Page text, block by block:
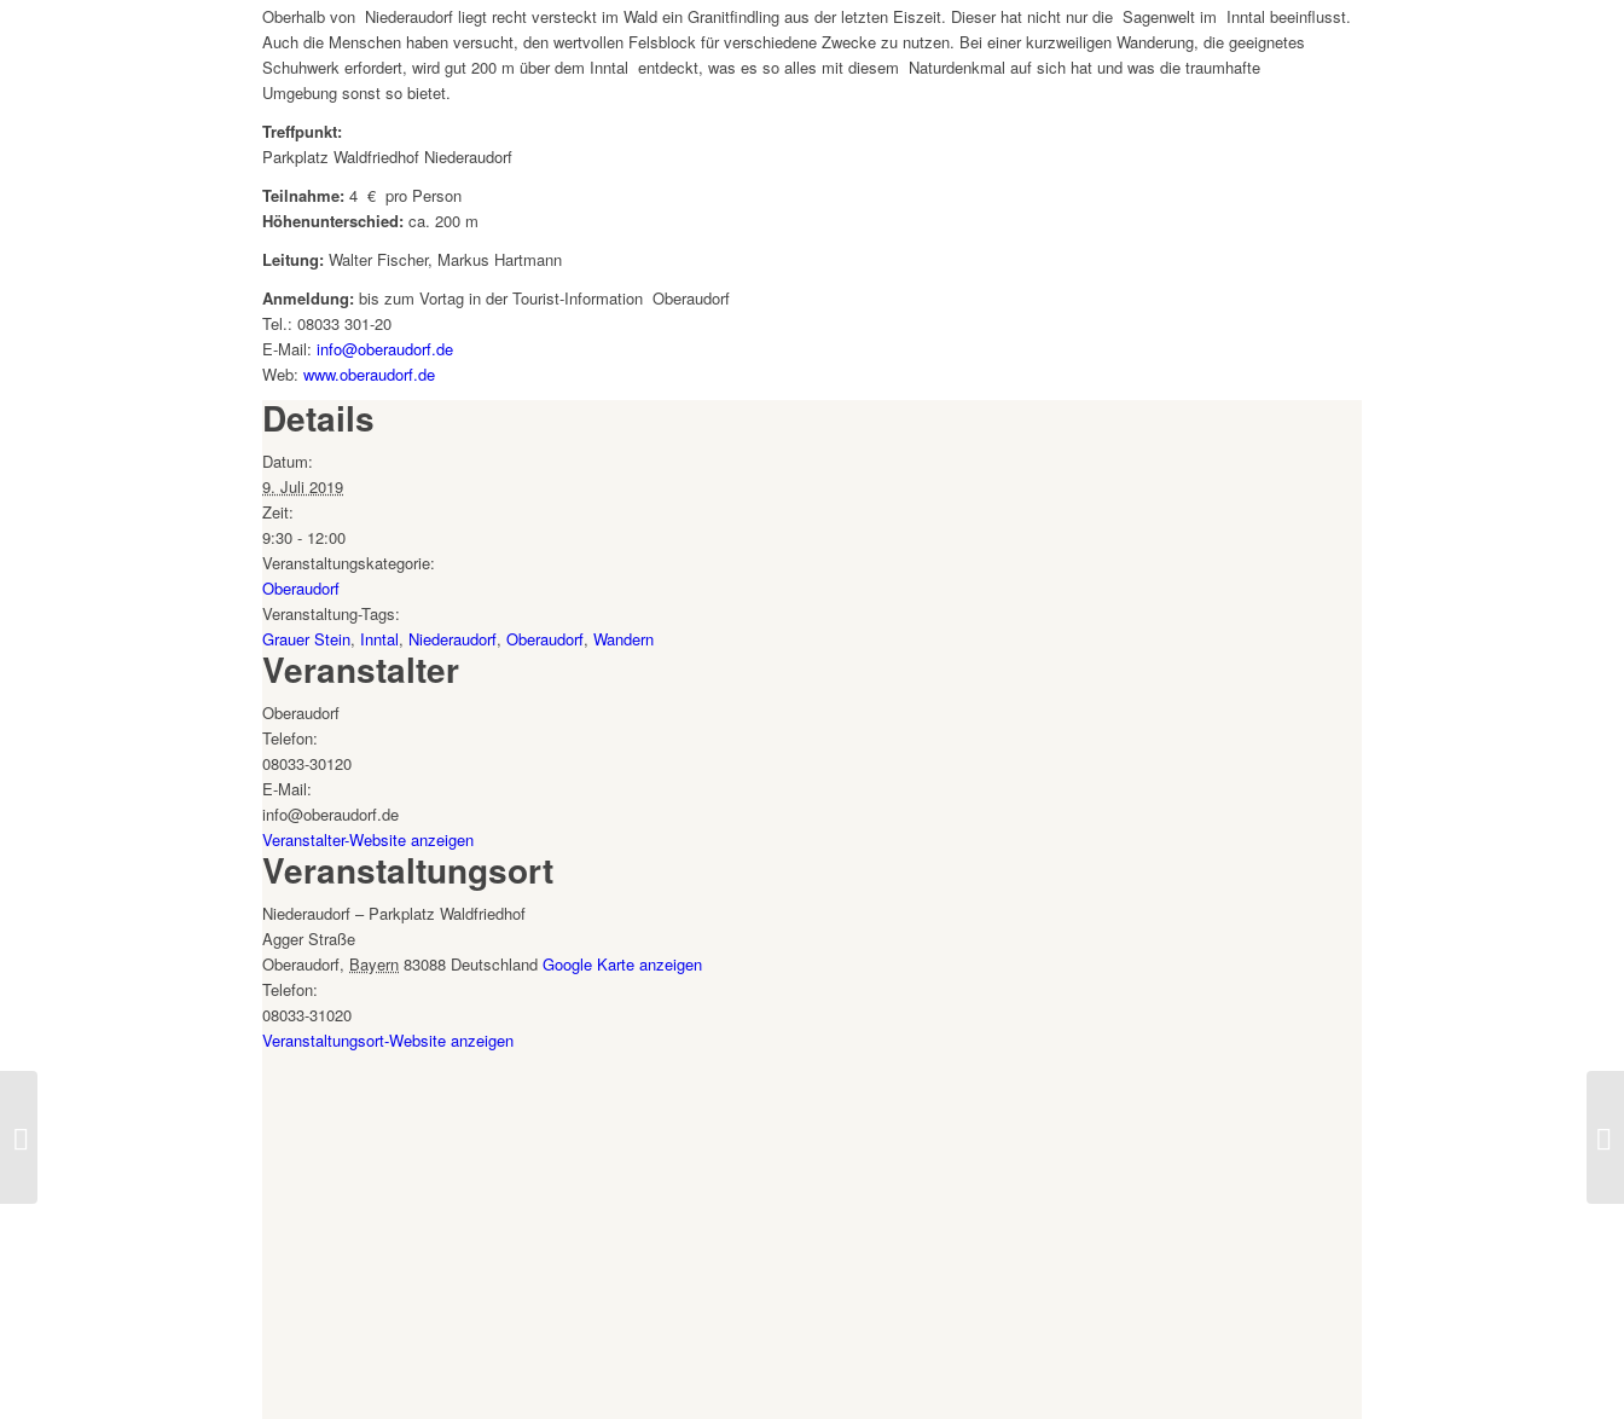
Oberhalb von Niederaudorf liegt recht versteckt im Wald ein Granitfindling aus der letzten Eiszeit. Dieser hat nicht nur die Sagenwelt im Inntal beeinflusst.
Auch die Menschen haben versucht, den wertvollen Felsblock für verschiedene Zwecke zu nutzen. Bei einer kurzweiligen Wanderung, die geeignetes
Schuhwerk erfordert, wird gut 200 m über dem Inntal entdeckt, was es so alles mit diesem Naturdenkmal auf sich hat und was die traumhafte
Umgebung sonst so bietet.
Treffpunkt:
Parkplatz Waldfriedhof Niederaudorf
Teilnahme: 4 € pro Person
Höhenunterschied: ca. 200 m
Leitung: Walter Fischer, Markus Hartmann
Anmeldung: bis zum Vortag in der Tourist-Information Oberaudorf
Tel.: 08033 301-20
E-Mail: info@oberaudorf.de
Web: www.oberaudorf.de
Details
Datum:
9. Juli 2019
Zeit:
9:30 - 12:00
Veranstaltungskategorie:
Oberaudorf
Veranstaltung-Tags:
Grauer Stein, Inntal, Niederaudorf, Oberaudorf, Wandern
Veranstalter
Oberaudorf
Telefon:
08033-30120
E-Mail:
info@oberaudorf.de
Veranstalter-Website anzeigen
Veranstaltungsort
Niederaudorf – Parkplatz Waldfriedhof
Agger Straße
Oberaudorf, Bayern 83088 Deutschland Google Karte anzeigen
Telefon:
08033-31020
Veranstaltungsort-Website anzeigen